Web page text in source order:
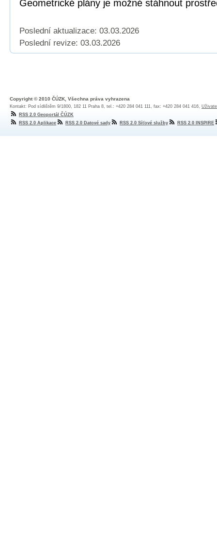
Geometrické plány je možné stáhnout
Poslední aktualizace: 03.03.2026
Poslední revize: 03.03.2026
Copyright © 2010 ČÚZK, Všechna práva vyhrazena
Kontakt: Pod sídlištěm 9/1800, 182 11 Praha 8, tel.: +420 284 041 111, fax: +420 284 041 416,
RSS 2.0 Geoportál ČÚZK
RSS 2.0 Aplikace
RSS 2.0 Datové sady RSS 2.0 Síťové služby RSS 2.0 INSPIRE